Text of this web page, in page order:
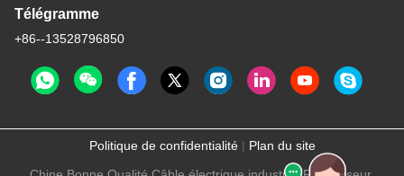
Télégramme
+86--13528796850
Politique de confidentialité| Plan du site